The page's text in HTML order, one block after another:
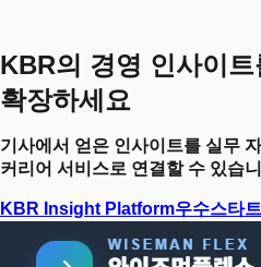
KBR의 경영 인사이
확장하세요
기사에서 얻은 인사이트를 실무
커리어 서비스로 연결할 수 있습
KBR Insight Platform우수스타